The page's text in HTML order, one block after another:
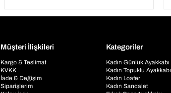
Müşteri İlişkileri
Kargo & Teslimat
KVKK
İade & Değişim
Siparişlerim
Kategoriler
Kadın Günlük Ayakkabı
Kadın Topuklu Ayakkabı
Kadın Loafer
Kadın Sandalet